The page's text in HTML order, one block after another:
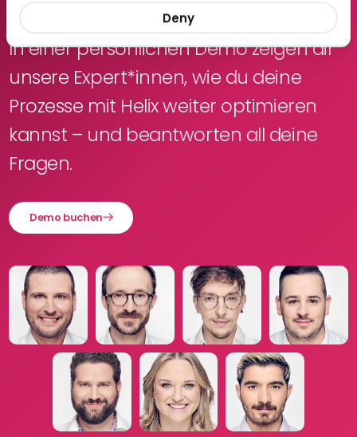
Deny
Wir sind für dich da!
In einer persönlichen Demo zeigen dir
unsere Expert*innen, wie du deine
Prozesse mit Helix weiter optimieren
kannst – und beantworten all deine
Fragen.
Demo buchen